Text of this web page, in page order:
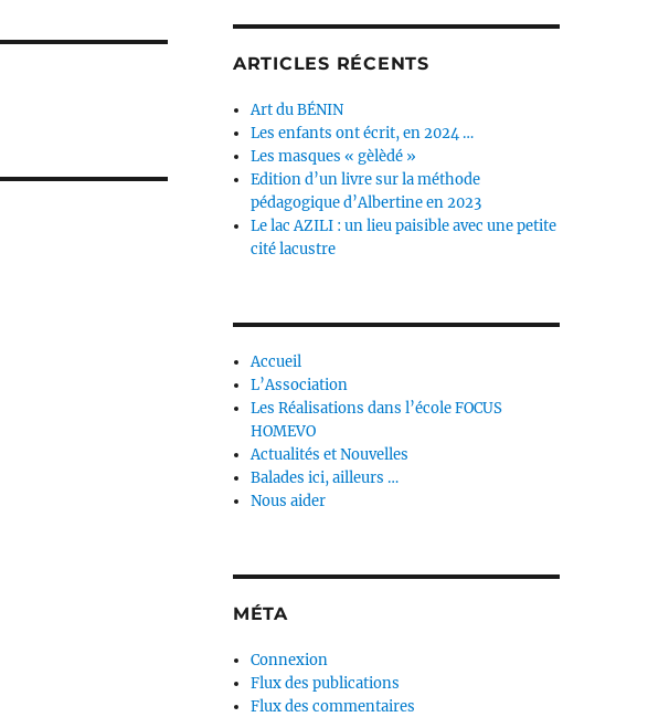
ARTICLES RÉCENTS
Art du BÉNIN
Les enfants ont écrit, en 2024 …
Les masques « gèlèdé »
Edition d’un livre sur la méthode
pédagogique d’Albertine en 2023
Le lac AZILI : un lieu paisible avec une petite
cité lacustre
Accueil
L’Association
Les Réalisations dans l’école FOCUS
HOMEVO
Actualités et Nouvelles
Balades ici, ailleurs …
Nous aider
MÉTA
Connexion
Flux des publications
Flux des commentaires